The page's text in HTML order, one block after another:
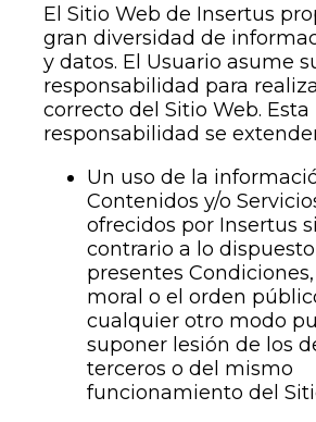
El Sitio Web de Insertus
gran diversidad de
y datos. El Usuario asume
responsabilidad para
correcto del Sitio Web. Esta
responsabilidad se
Un uso de la
Contenidos y/o
ofrecidos por Insertus
contrario a lo
presentes Condiciones,
moral o el orden
cualquier otro modo
suponer lesión de los
terceros o del mismo
funcionamiento del